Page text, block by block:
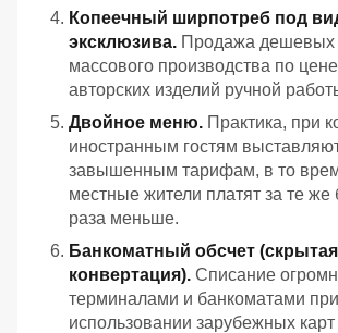
Копеечный ширпотреб под
эксклюзива. Продажа дешевых
массового производства по
авторских изделий ручной
Двойное меню. Практика, при
иностранным гостям
завышенным тарифам, в то
местные жители платят за те
раза меньше.
Банкоматный обсчет (скрытая
конвертация). Списание
терминалами и банкоматами при
использовании зарубежных карт